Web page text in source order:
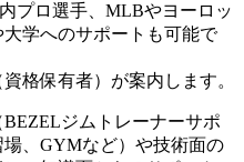
プロ選手、MLBやヨーロッ
学へのサポートも可能で
格保有者）が案内します。
ジムトレーナーサポ
、GYMなど）や技術面の